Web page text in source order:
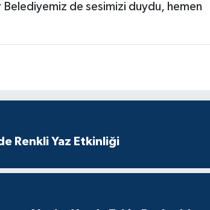
de sesimizi duydu, hemen
Renkli Yaz Etkinliği